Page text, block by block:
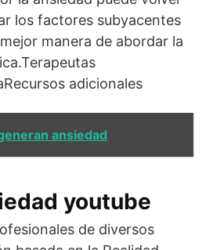
los factores subyacentes
manera de abordar la
adicionales
ansiedad
youtube
de diversos